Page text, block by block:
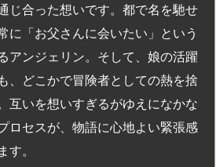
じ合った想いです。都で名を馳せ
に「お父さんに会いたい」という
アンジェリン。そして、娘の活躍
、どこかで冒険者としての熱を捨
互いを想いすぎるがゆえになかな
ロセスが、物語に心地よい緊張感
す。